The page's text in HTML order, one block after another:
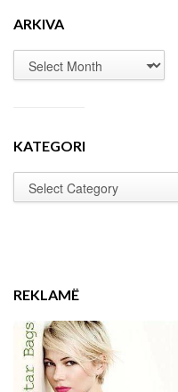
ARKIVA
KATEGORI
REKLAMË